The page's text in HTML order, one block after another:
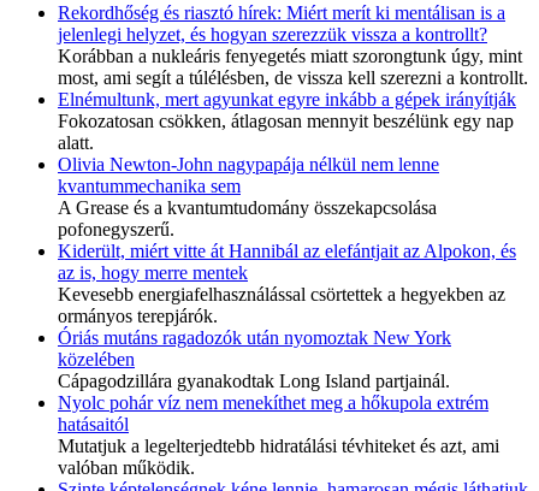
Rekordhőség és riasztó hírek: Miért merít ki mentálisan is a
jelenlegi helyzet, és hogyan szerezzük vissza a kontrollt?
Korábban a nukleáris fenyegetés miatt szorongtunk úgy, mint
most, ami segít a túlélésben, de vissza kell szerezni a kontrollt.
Elnémultunk, mert agyunkat egyre inkább a gépek irányítják
Fokozatosan csökken, átlagosan mennyit beszélünk egy nap
alatt.
Olivia Newton-John nagypapája nélkül nem lenne
kvantummechanika sem
A Grease és a kvantumtudomány összekapcsolása
pofonegyszerű.
Kiderült, miért vitte át Hannibál az elefántjait az Alpokon, és
az is, hogy merre mentek
Kevesebb energiafelhasználással csörtettek a hegyekben az
ormányos terepjárók.
Óriás mutáns ragadozók után nyomoztak New York
közelében
Cápagodzillára gyanakodtak Long Island partjainál.
Nyolc pohár víz nem menekíthet meg a hőkupola extrém
hatásaitól
Mutatjuk a legelterjedtebb hidratálási tévhiteket és azt, ami
valóban működik.